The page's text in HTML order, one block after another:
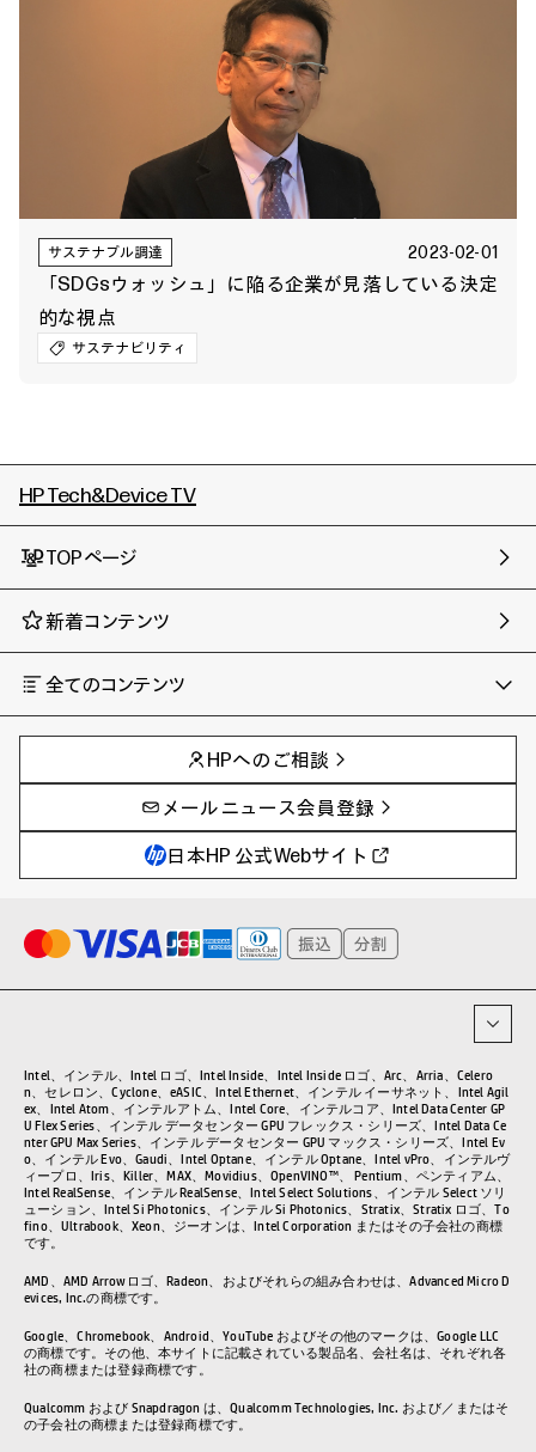
サステナブル調達 2023-02-01
「SDGsウォッシュ」に陥る企業が見落している決定
的な視点
サステナビリティ
HP Tech&Device TV
TOPページ
新着コンテンツ
全てのコンテンツ
AIの進化と活用事例
製品トレンド & レビュー
サイバーセキュリティ
教育とテクノロジー
ハイブリッドワーク
プリンター
事例
イベントレポート
AI PC
AIワークステーション
Poly
WXP（DEXツール）
タグ一覧
HPへのご相談
メールニュース会員登録
日本HP 公式Webサイト
Intel、インテル、Intel ロゴ、Intel Inside、Intel Inside ロゴ、Arc、Arria、Celero
n、セレロン、Cyclone、eASIC、Intel Ethernet、インテル イーサネット、Intel Agil
ex、Intel Atom、インテルアトム、Intel Core、インテルコア、Intel Data Center GP
U Flex Series、インテル データセンター GPU フレックス・シリーズ、Intel Data Ce
nter GPU Max Series、インテル データセンター GPU マックス・シリーズ、Intel Ev
o、インテル Evo、Gaudi、Intel Optane、インテル Optane、Intel vPro、インテルヴ
ィープロ、Iris、Killer、MAX、Movidius、OpenVINO™、 Pentium、ペンティアム、
Intel RealSense、インテル RealSense、Intel Select Solutions、インテル Select ソリ
ューション、Intel Si Photonics、インテル Si Photonics、Stratix、Stratix ロゴ、To
fino、Ultrabook、Xeon、ジーオンは、Intel Corporation またはその子会社の商標
です。
AMD、AMD Arrowロゴ、Radeon、およびそれらの組み合わせは、Advanced Micro D
evices, Inc.の商標です。
Google、Chromebook、Android、YouTube およびその他のマークは、Google LLC
の商標です。その他、本サイトに記載されている製品名、会社名は、それぞれ各
社の商標または登録商標です。
Qualcomm および Snapdragon は、Qualcomm Technologies, Inc. および／またはそ
の子会社の商標または登録商標です。